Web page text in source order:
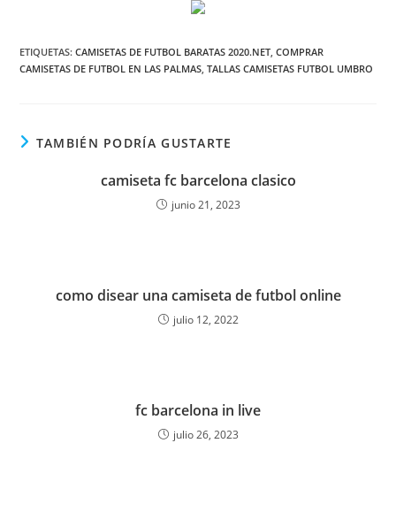
ETIQUETAS:CAMISETAS DE FUTBOL BARATAS 2020.NET, COMPRAR
CAMISETAS DE FUTBOL EN LAS PALMAS, TALLAS CAMISETAS FUTBOL UMBRO
TAMBIÉN PODRÍA GUSTARTE
camiseta fc barcelona clasico
junio 21, 2023
como disear una camiseta de futbol online
julio 12, 2022
fc barcelona in live
julio 26, 2023